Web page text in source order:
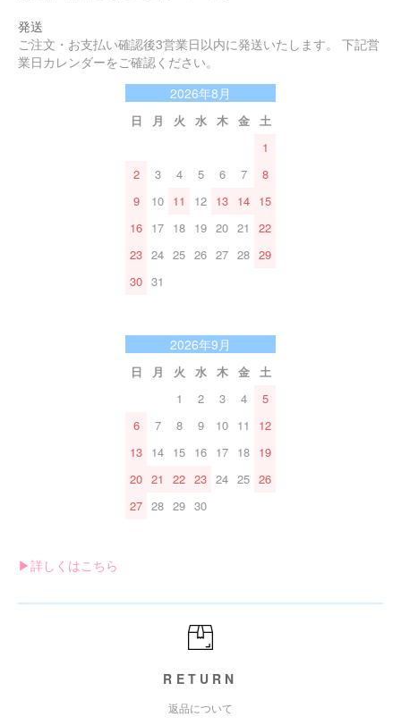
発送
ご注文・お支払い確認後3営業日以内に発送いたします。 下記営
業日カレンダーをご確認ください。
2026年8月
日 月 火 水 木 金
土
1
2
3 4 5 6 7
8
9
10 11 12 13 14 15
16 17 18 19 20 21
22
23 24 25 26 27 28 29
30 31
2026年9月
日 月 火 水 木 金
土
1
2 3 4
5
6
7 8 9 10 11
12
13 14 15 16 17 18 19
20 21 22 23 24 25 26
27 28 29 30
▶︎詳しくはこちら
RETURN
返品について